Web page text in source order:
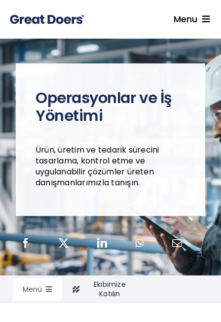
content
Menu
Hizmetler
Uzmanlarımız
Endüstriler
İçgörüler
Kariyer
Hakkımızda
Blog
İletişim
Operasyonlar ve İş
Yönetimi
Ürün, üretim ve tedarik sürecini
tasarlama, kontrol etme ve
uygulanabilir çözümler üreten
danışmanlarımızla tanışın.
Menü
Ekibimize
Katılın